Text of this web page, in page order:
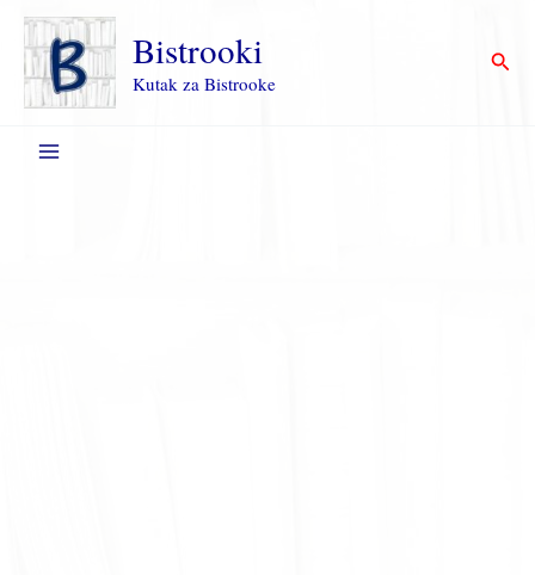
Пређи
садржај
Bistrooki
Kutak za Bistrooke